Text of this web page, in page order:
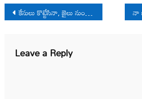
Post
navigation
కేసులు కొట్టేసినా, జైలు నుంచి విడుద‌లైనా దొర‌క‌ని స్వేచ్ఛ
Leave a Reply